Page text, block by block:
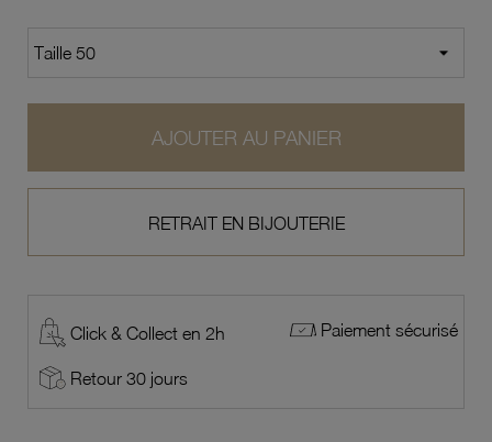
AJOUTER AU PANIER
RETRAIT EN BIJOUTERIE
Click & Collect en 2h Paiement sécurisé
Retour 30 jours